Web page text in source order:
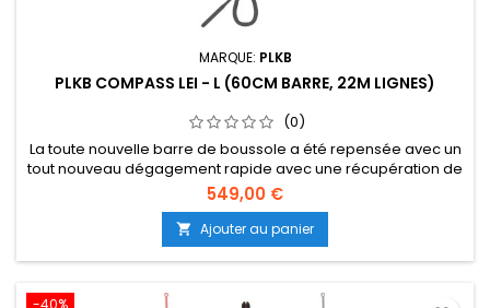
MARQUE: PLKB
PLKB COMPASS LEI - L (60CM BARRE, 22M LIGNES)
(0)
La toute nouvelle barre de boussole a été repensée avec un
tout nouveau dégagement rapide avec une récupération de
clic facile. De nombreuses nouvelles fonctionnalités telles
que des roulements à billes en céramique, des lignes SK75
pré-étirées, une poignée 3D, des boucles remplaçables et
avec un nouveau look, la barre dont vous avez besoin
(suite...
549,00 €
 Ajouter au panier
-40%